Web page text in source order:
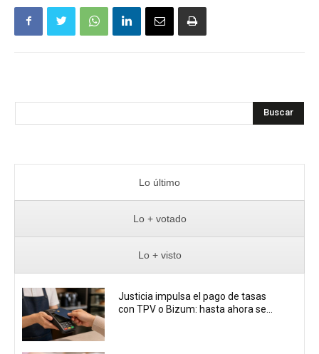
Buscar
Lo último
Lo + votado
Lo + visto
Justicia impulsa el pago de tasas
con TPV o Bizum: hasta ahora se...